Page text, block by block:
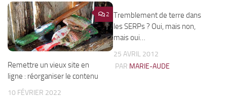
2
Remettre un vieux site en
ligne : réorganiser le contenu
10 FÉVRIER 2022
Tremblement de terre dans
les SERPs ? Oui, mais non,
mais oui…
25 AVRIL 2012
PAR MARIE-AUDE